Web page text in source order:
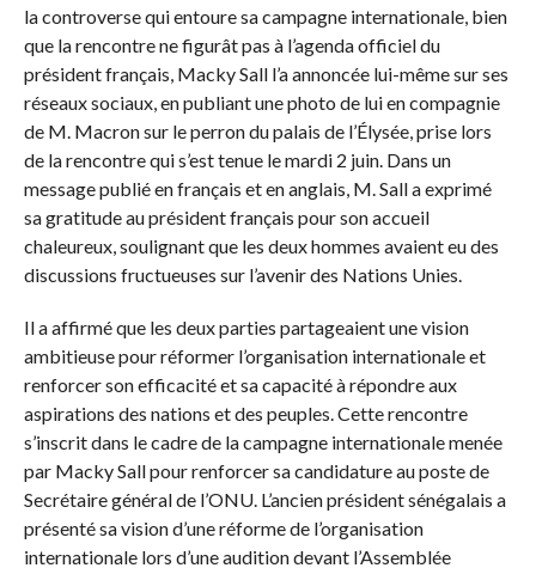
la controverse qui entoure sa campagne internationale, bien
que la rencontre ne figurât pas à l’agenda officiel du
président français, Macky Sall l’a annoncée lui-même sur ses
réseaux sociaux, en publiant une photo de lui en compagnie
de M. Macron sur le perron du palais de l’Élysée, prise lors
de la rencontre qui s’est tenue le mardi 2 juin. Dans un
message publié en français et en anglais, M. Sall a exprimé
sa gratitude au président français pour son accueil
chaleureux, soulignant que les deux hommes avaient eu des
discussions fructueuses sur l’avenir des Nations Unies.
Il a affirmé que les deux parties partageaient une vision
ambitieuse pour réformer l’organisation internationale et
renforcer son efficacité et sa capacité à répondre aux
aspirations des nations et des peuples. Cette rencontre
s’inscrit dans le cadre de la campagne internationale menée
par Macky Sall pour renforcer sa candidature au poste de
Secrétaire général de l’ONU. L’ancien président sénégalais a
présenté sa vision d’une réforme de l’organisation
internationale lors d’une audition devant l’Assemblée